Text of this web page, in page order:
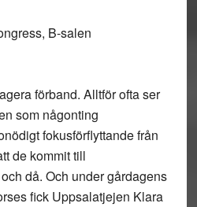
B-salen
förband. Alltför ofta ser
som någonting
fokusförflyttande från
de kommit till
då. Och under gårdagens
fick Uppsalatjejen Klara